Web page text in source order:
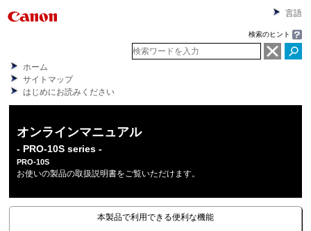
言語
検索のヒント
ホーム
サイトマップ
はじめにお読みください
オンラインマニュアル
- PRO-10S series -
PRO-10S
お使いの製品の取扱説明書をご覧いただけます。
本製品で利用できる便利な機能